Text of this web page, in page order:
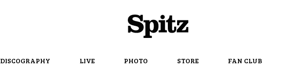
DISCOGRAPHY LIVE PHOTO STORE FAN CLUB